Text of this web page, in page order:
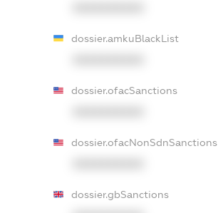
dossier.amkuBlackList
dossier.ofacSanctions
dossier.ofacNonSdnSanctions
dossier.gbSanctions